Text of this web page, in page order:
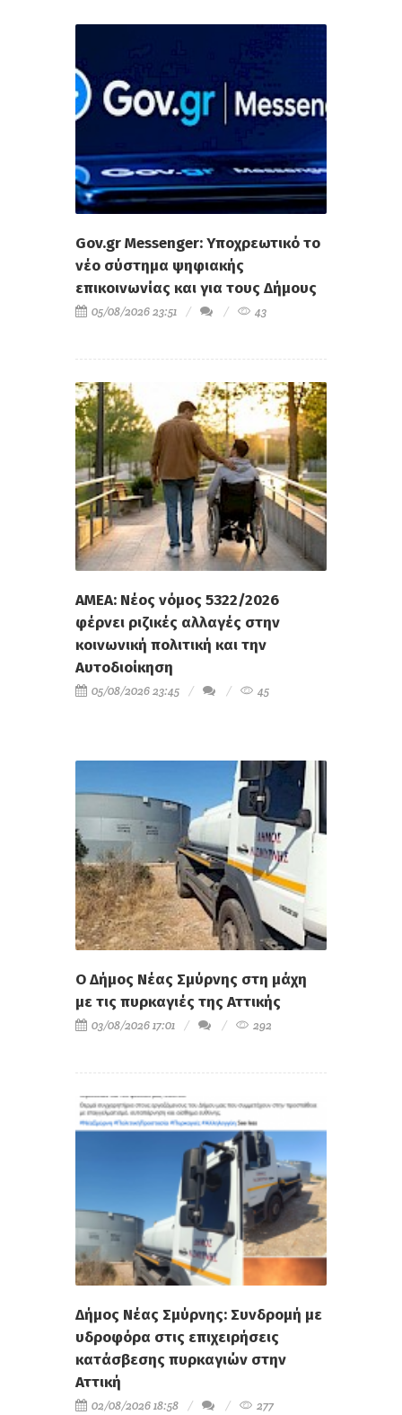
Gov.gr Messenger: Υποχρεωτικό το
νέο σύστημα ψηφιακής
επικοινωνίας και για τους Δήμους
05/08/2026 23:51 43
ΑΜΕΑ: Νέος νόμος 5322/2026
φέρνει ριζικές αλλαγές στην
κοινωνική πολιτική και την
Αυτοδιοίκηση
05/08/2026 23:45 45
Ο Δήμος Νέας Σμύρνης στη μάχη
με τις πυρκαγιές της Αττικής
03/08/2026 17:01 292
Δήμος Νέας Σμύρνης: Συνδρομή με
υδροφόρα στις επιχειρήσεις
κατάσβεσης πυρκαγιών στην
Αττική
02/08/2026 18:58 277